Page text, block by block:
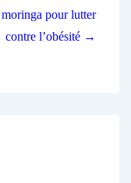
moringa pour lutter
contre l’obésité →